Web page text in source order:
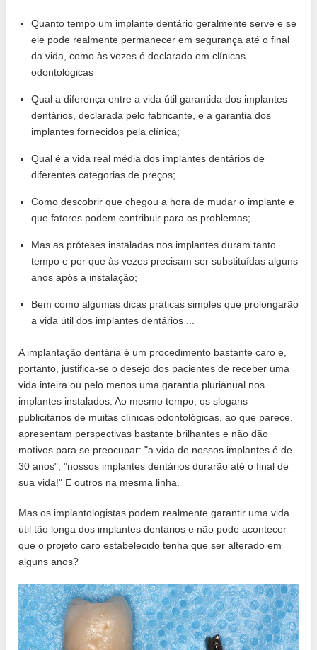
Quanto tempo um implante dentário geralmente serve e se
ele pode realmente permanecer em segurança até o final
da vida, como às vezes é declarado em clínicas
odontológicas
Qual a diferença entre a vida útil garantida dos implantes
dentários, declarada pelo fabricante, e a garantia dos
implantes fornecidos pela clínica;
Qual é a vida real média dos implantes dentários de
diferentes categorias de preços;
Como descobrir que chegou a hora de mudar o implante e
que fatores podem contribuir para os problemas;
Mas as próteses instaladas nos implantes duram tanto
tempo e por que às vezes precisam ser substituídas alguns
anos após a instalação;
Bem como algumas dicas práticas simples que prolongarão
a vida útil dos implantes dentários ...
A implantação dentária é um procedimento bastante caro e,
portanto, justifica-se o desejo dos pacientes de receber uma
vida inteira ou pelo menos uma garantia plurianual nos
implantes instalados. Ao mesmo tempo, os slogans
publicitários de muitas clínicas odontológicas, ao que parece,
apresentam perspectivas bastante brilhantes e não dão
motivos para se preocupar: "a vida de nossos implantes é de
30 anos", "nossos implantes dentários durarão até o final de
sua vida!" E outros na mesma linha.
Mas os implantologistas podem realmente garantir uma vida
útil tão longa dos implantes dentários e não pode acontecer
que o projeto caro estabelecido tenha que ser alterado em
alguns anos?